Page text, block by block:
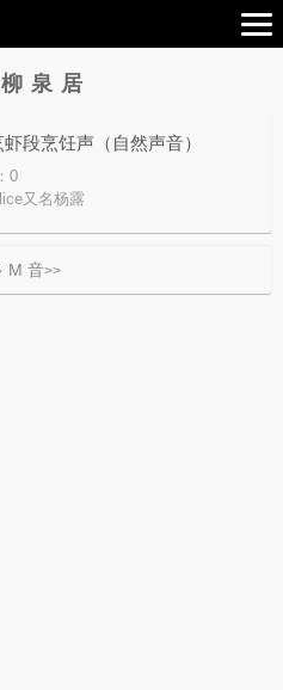
泉居
段烹饪声（自然声音）
0
又名杨露
M 音>>